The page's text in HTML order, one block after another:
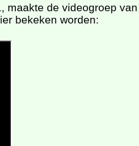
maakte de videogroep van
bekeken worden: